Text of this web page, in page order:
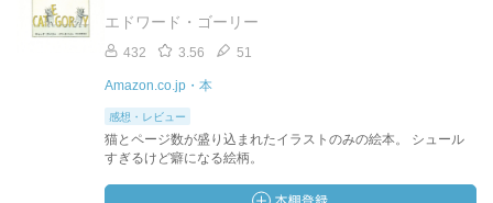
エドワード・ゴーリー
432 3.56 51
Amazon.co.jp・本
感想・レビュー
猫とページ数が盛り込まれたイラストのみの絵本。 シュール
すぎるけど癖になる絵柄。